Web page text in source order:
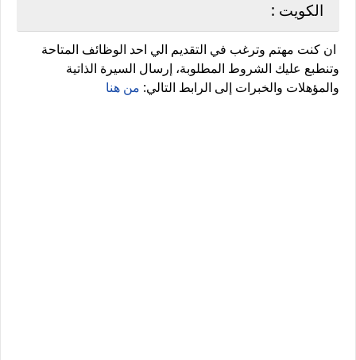
الكويت :
ان كنت مهتم وترغب في التقديم الي احد الوظائف المتاحة
وتنطبع عليك الشروط المطلوبة، إرسال السيرة الذاتية
والمؤهلات والخبرات إلى الرابط التالي: من هنا